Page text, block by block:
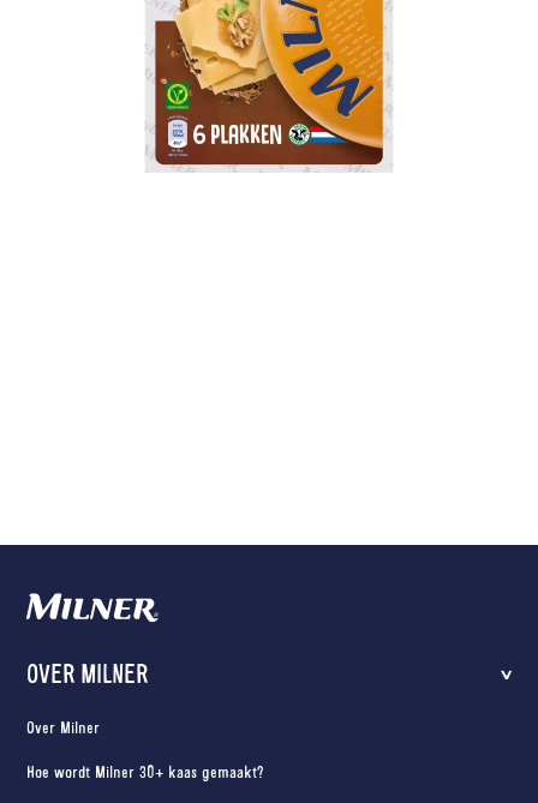
OVER MILNER
Over Milner
Hoe wordt Milner 30+ kaas gemaakt?